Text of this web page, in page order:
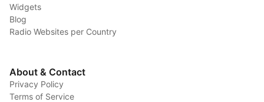
Widgets
Blog
Radio Websites per Country
About & Contact
Privacy Policy
Terms of Service